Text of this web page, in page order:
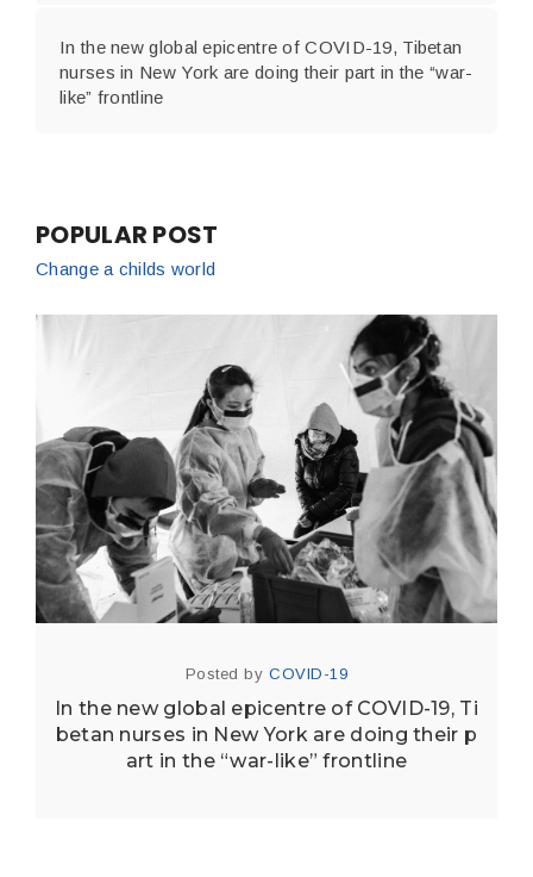
In the new global epicentre of COVID-19, Tibetan
nurses in New York are doing their part in the “war-
like” frontline
POPULAR POST
Change a childs world
Posted byCOVID-19
In the new global epicentre of COVID-19, Ti
betan nurses in New York are doing their p
art in the “war-like” frontline